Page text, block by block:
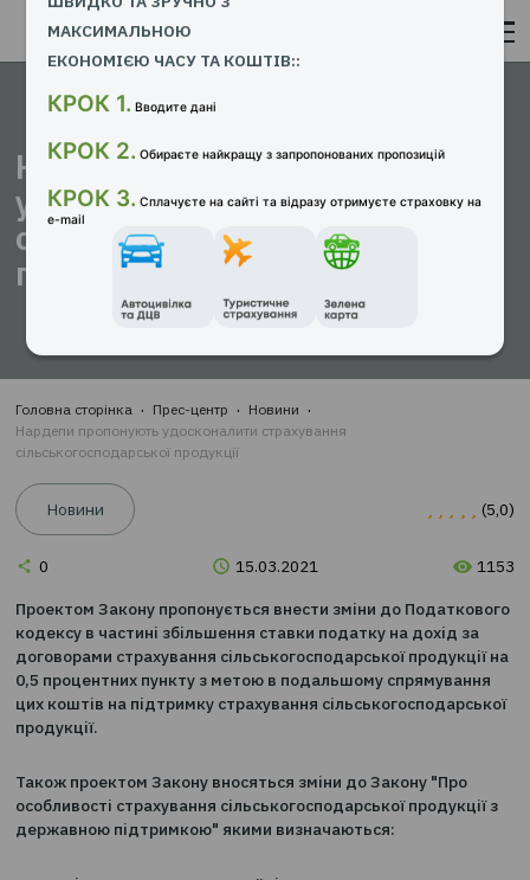
Нардепи пропонують
удосконалити страхування
сільськогосподарської
продукції
Нардепи пропонують удосконалити страхування
сільськогосподарської продукції
15.03.2021
0
Проектом Закону пропонується внести зміни до
кодексу в частині збільшення ставки податку на
0,5 процентних пункту з метою в подальшому
цих коштів на підтримку страхування
продукції.
ОФОРМИТИ СТРАХОВИЙ ПОЛІС
З«ТВТ – СТРАХОВИЙ БРОКЕР»
ШВИДКО ТА ЗРУЧНО З
МАКСИМАЛЬНОЮ
ЕКОНОМІЄЮ ЧАСУ ТА КОШТІВ::
КРОК 1.Вводите дані
КРОК 2.Обираєте найкращу з запропонованих пропозицій
КРОК 3.
e-mail